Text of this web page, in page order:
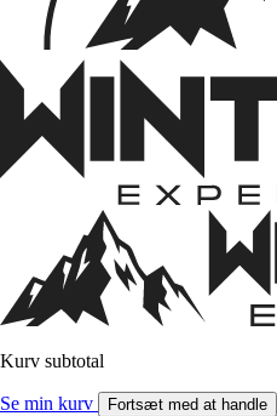
Kurv subtotal
Se min kurv Fortsæt med at handle